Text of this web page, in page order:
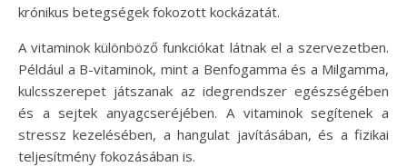
krónikus betegségek fokozott kockázatát.
A vitaminok különböző funkciókat látnak el a szervezetben.
Például a B-vitaminok, mint a Benfogamma és a Milgamma,
kulcsszerepet játszanak az idegrendszer egészségében
és a sejtek anyagcseréjében. A vitaminok segítenek a
stressz kezelésében, a hangulat javításában, és a fizikai
teljesítmény fokozásában is.